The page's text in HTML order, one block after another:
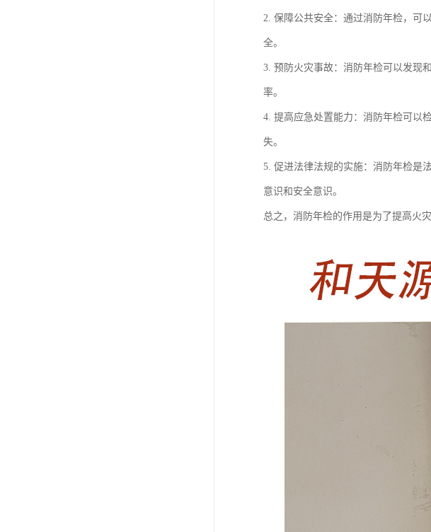
2. 保障公共安全：通过消防年检，可
全。
3. 预防火灾事故：消防年检可以发现
率。
4. 提高应急处置能力：消防年检可以
失。
5. 促进法律法规的实施：消防年检是
意识和安全意识。
总之，消防年检的作用是为了提高火